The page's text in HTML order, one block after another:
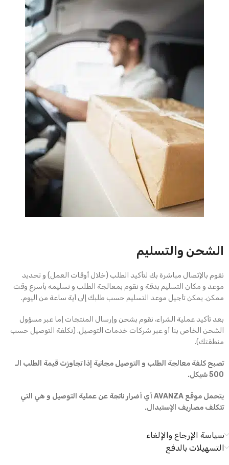
الشحن والتسليم
نقوم بالإتصال مباشرة بك لتأكيد الطلب (خلال أوقات العمل) و تحديد
موعد و مكان التسليم بدقة و نقوم بمعالجة الطلب و تسليمه بأسرع وقت
ممكن. يمكن تأجيل موعد التسليم حسب طلبك إلى أية ساعة من اليوم.
بعد تأكيد عملية الشراء، نقوم بشحن وإرسال المنتجات إما عبر مسؤول
الشحن الخاص بنا أو عبر شركات خدمات التوصيل. (تكلفة التوصيل حسب
منطقتك).
تصبح كلفة معالجة الطلب و التوصيل مجانية إذا تجاوزت قيمة الطلب الـ
500 شيكل.
يتحمل موقع AVANZA أي أضرار ناتجة عن عملية التوصيل و هي التي
تتكلف مصاريف الإستبدال.
سياسة الإرجاع والإلغاء
التسهيلات بالدفع